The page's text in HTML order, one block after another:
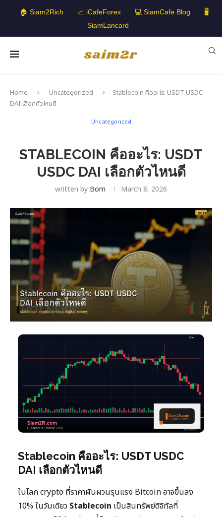
🏠 Siam2Rich 📈 iCafeForex 💻 SiamCafe Blog
🖥️
SiamLancard
Home Uncategorized
Stablecoin คืออะไร: USDT USDC
DAI เลือกตัวไหนดี
Uncategorized
STABLECOIN คืออะไร: USDT
USDC DAI เลือกตัวไหนดี
written by Bom March 8, 2026
Stablecoin คืออะไร: USDT USDC
DAI เลือกตัวไหนดี
ในโลก crypto ที่ราคาผันผวนรุนแรง Bitcoin อาจขึ้นลง
10% ในวันเดียว Stablecoin เป็นสินทรัพย์ดิจิทัลที่